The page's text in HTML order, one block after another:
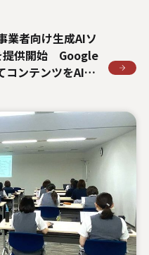
業者向け生成AIソ
提供開始 Google
ンテンツをAIが